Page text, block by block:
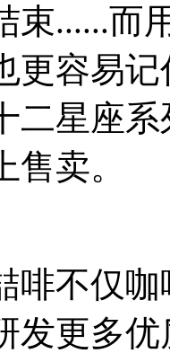
束......而
更容易
二星座
卖。
啡不仅
发更多